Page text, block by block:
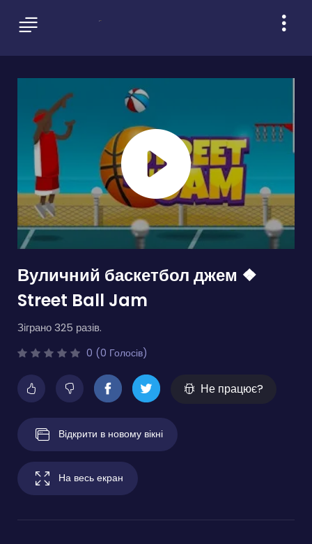
Вуличний баскетбол джем ❖
Street Ball Jam
Зіграно 325 разів.
0 (0 Голосів)
Не працює?
Відкрити в новому вікні
На весь екран